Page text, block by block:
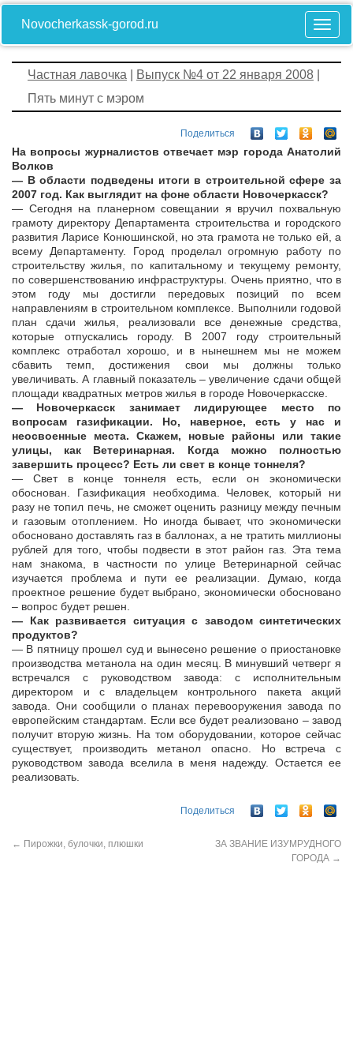
Novocherkassk-gorod.ru
Частная лавочка Выпуск №4 от 22 января 2008
Пять минут с мэром
Поделиться
На вопросы журналистов отвечает мэр города Анатолий
Волков
— В области подведены итоги в строительной сфере за
2007 год. Как выглядит на фоне области Новочеркасск?
— Сегодня на планерном совещании я вручил похвальную
грамоту директору Департамента строительства и городского
развития Ларисе Конюшинской, но эта грамота не только ей, а
всему Департаменту. Город проделал огромную работу по
строительству жилья, по капитальному и текущему ремонту,
по совершенствованию инфраструктуры. Очень приятно, что в
этом году мы достигли передовых позиций по всем
направлениям в строительном комплексе. Выполнили годовой
план сдачи жилья, реализовали все денежные средства,
которые отпускались городу. В 2007 году строительный
комплекс отработал хорошо, и в нынешнем мы не можем
сбавить темп, достижения свои мы должны только
увеличивать. А главный показатель – увеличение сдачи общей
площади квадратных метров жилья в городе Новочеркасске.
— Новочеркасск занимает лидирующее место по
вопросам газификации. Но, наверное, есть у нас и
неосвоенные места. Скажем, новые районы или такие
улицы, как Ветеринарная. Когда можно полностью
завершить процесс? Есть ли свет в конце тоннеля?
— Свет в конце тоннеля есть, если он экономически
обоснован. Газификация необходима. Человек, который ни
разу не топил печь, не сможет оценить разницу между печным
и газовым отоплением. Но иногда бывает, что экономически
обосновано доставлять газ в баллонах, а не тратить миллионы
рублей для того, чтобы подвести в этот район газ. Эта тема
нам знакома, в частности по улице Ветеринарной сейчас
изучается проблема и пути ее реализации. Думаю, когда
проектное решение будет выбрано, экономически обосновано
– вопрос будет решен.
— Как развивается ситуация с заводом синтетических
продуктов?
— В пятницу прошел суд и вынесено решение о приостановке
производства метанола на один месяц. В минувший четверг я
встречался с руководством завода: с исполнительным
директором и с владельцем контрольного пакета акций
завода. Они сообщили о планах перевооружения завода по
европейским стандартам. Если все будет реализовано – завод
получит вторую жизнь. На том оборудовании, которое сейчас
существует, производить метанол опасно. Но встреча с
руководством завода вселила в меня надежду. Остается ее
реализовать.
Поделиться
← Пирожки, булочки, плюшки
ЗА ЗВАНИЕ ИЗУМРУДНОГО
ГОРОДА →